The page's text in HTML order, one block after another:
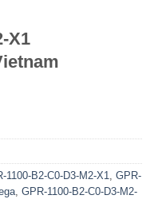
X1
1100-B2-C0-D3-M2-X1, GPR-
, GPR-1100-B2-C0-D3-M2-